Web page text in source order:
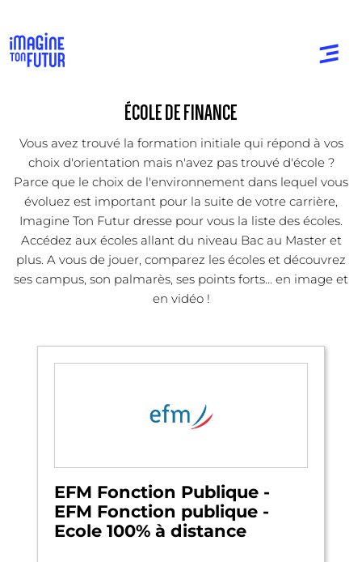
ÉCOLE DE FINANCE
Vous avez trouvé la formation initiale qui répond à vos
choix d'orientation mais n'avez pas trouvé d'école ?
Parce que le choix de l'environnement dans lequel vous
évoluez est important pour la suite de votre carrière,
Imagine Ton Futur dresse pour vous la liste des écoles.
Accédez aux écoles allant du niveau Bac au Master et
plus. A vous de jouer, comparez les écoles et découvrez
ses campus, son palmarès, ses points forts... en image et
en vidéo !
EFM Fonction Publique -
EFM Fonction publique -
Ecole 100% à distance